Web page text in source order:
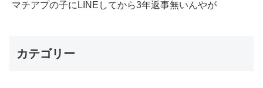
マチアプの子にLINEしてから3年返事無いんやが
カテゴリー